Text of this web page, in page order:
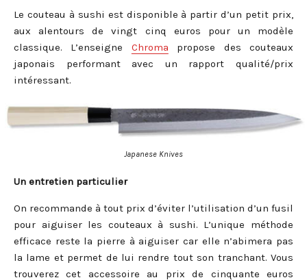
Le couteau à sushi est disponible à partir d’un petit prix,
aux alentours de vingt cinq euros pour un modèle
classique. L’enseigne Chroma propose des couteaux
japonais performant avec un rapport qualité/prix
intéressant.
Japanese Knives
Un entretien particulier
On recommande à tout prix d’éviter l’utilisation d’un fusil
pour aiguiser les couteaux à sushi. L’unique méthode
efficace reste la pierre à aiguiser car elle n’abimera pas
la lame et permet de lui rendre tout son tranchant. Vous
trouverez cet accessoire au prix de cinquante euros